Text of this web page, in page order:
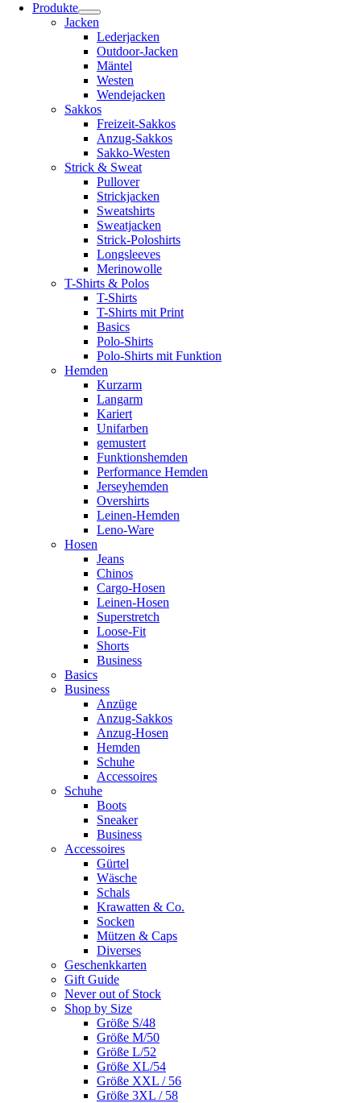
Produkte
Jacken
Lederjacken
Outdoor-Jacken
Mäntel
Westen
Wendejacken
Sakkos
Freizeit-Sakkos
Anzug-Sakkos
Sakko-Westen
Strick & Sweat
Pullover
Strickjacken
Sweatshirts
Sweatjacken
Strick-Poloshirts
Longsleeves
Merinowolle
T-Shirts & Polos
T-Shirts
T-Shirts mit Print
Basics
Polo-Shirts
Polo-Shirts mit Funktion
Hemden
Kurzarm
Langarm
Kariert
Unifarben
gemustert
Funktionshemden
Performance Hemden
Jerseyhemden
Overshirts
Leinen-Hemden
Leno-Ware
Hosen
Jeans
Chinos
Cargo-Hosen
Leinen-Hosen
Superstretch
Loose-Fit
Shorts
Business
Basics
Business
Anzüge
Anzug-Sakkos
Anzug-Hosen
Hemden
Schuhe
Accessoires
Schuhe
Boots
Sneaker
Business
Accessoires
Gürtel
Wäsche
Schals
Krawatten & Co.
Socken
Mützen & Caps
Diverses
Geschenkkarten
Gift Guide
Never out of Stock
Shop by Size
Größe S/48
Größe M/50
Größe L/52
Größe XL/54
Größe XXL / 56
Größe 3XL / 58